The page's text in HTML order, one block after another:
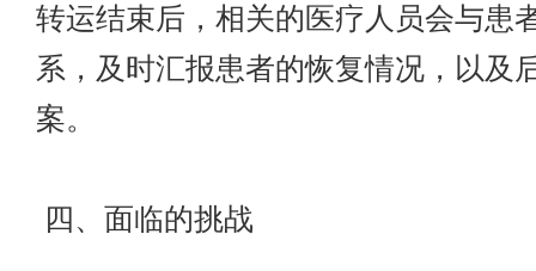
转运结束后，相关的医疗人员会与患
系，及时汇报患者的恢复情况，以及
案。
四、面临的挑战